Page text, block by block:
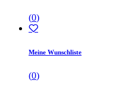
(0)
Meine Wunschliste
(0)